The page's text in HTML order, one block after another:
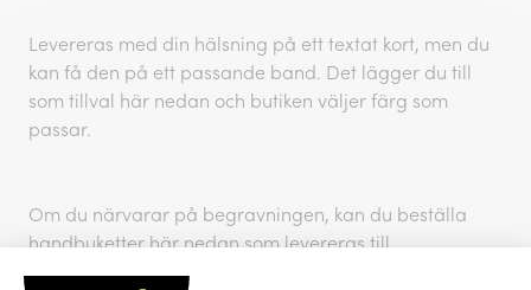
Levereras med din hälsning på ett textat kort, men du
kan få den på ett passande band. Det lägger du till
som tillval här nedan och butiken väljer färg som
passar.
Om du närvarar på begravningen, kan du beställa
handbuketter här nedan som levereras till
begravningsplatsen.